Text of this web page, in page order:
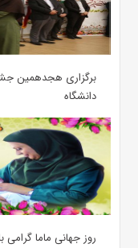
برگزاری هجدهمین
دانشگاه
روز جهانی ماما گرامی